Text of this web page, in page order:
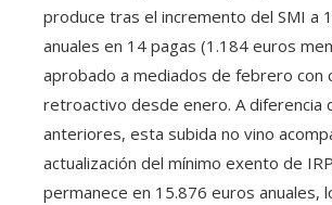
produce tras el incremento del SMI a
anuales en 14 pagas (1.184 euros
aprobado a mediados de febrero con
retroactivo desde enero. A diferencia
anteriores, esta subida no vino
actualización del mínimo exento de
permanece en 15.876 euros anuales,